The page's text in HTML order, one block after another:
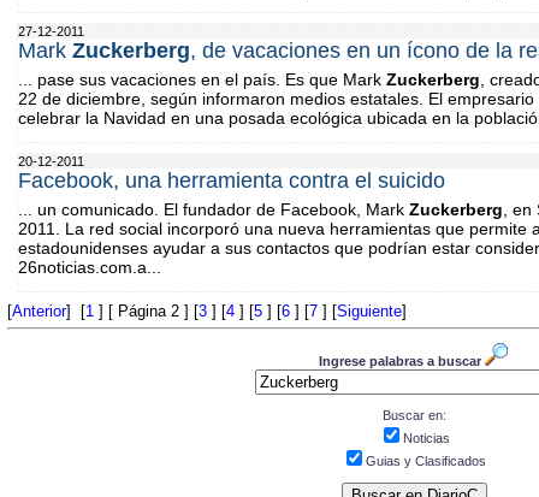
27-12-2011
Mark Zuckerberg, de vacaciones en un ícono de la
... pase sus vacaciones en el país. Es que Mark Zuckerberg ,
22 de diciembre, según informaron medios estatales. El
celebrar la Navidad en una posada ecológica ubicada en la
20-12-2011
Facebook, una herramienta contra el suicido
... un comunicado. El fundador de Facebook, Mark Zuckerberg ,
2011. La red social incorporó una nueva herramientas que permite
estadounidenses ayudar a sus contactos que podrían estar
26noticias.com.a...
[Anterior] [1 ] [ Página 2 ] [3 ] [4 ] [5 ] [6 ] [7 ] [Siguiente]
Ingrese palabras a buscar
Buscar en:
Noticias
Guias y Clasificados